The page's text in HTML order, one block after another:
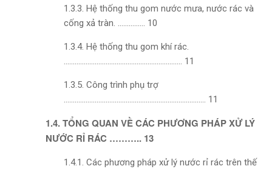
1.3.3. Hệ thống thu gom nước mưa, nước rác và
cống xả tràn. …………… 10
1.3.4. Hệ thống thu gom khí rác.
……………………………………………………….. 11
1.3.5. Công trình phụ trợ
…………………………………………………………………… 11
1.4. TỔNG QUAN VỀ CÁC PHƯƠNG PHÁP XỬ LÝ
NƯỚC RỈ RÁC ……….. 13
1.4.1. Các phương pháp xử lý nước rỉ rác trên thế